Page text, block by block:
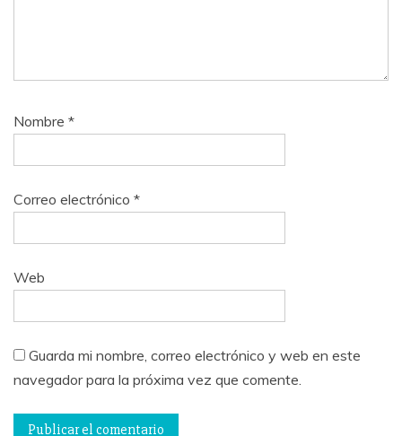
Nombre *
Correo electrónico *
Web
Guarda mi nombre, correo electrónico y web en este
navegador para la próxima vez que comente.